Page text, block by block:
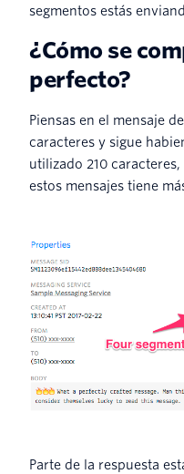
segmentos estás
¿Cómo se
perfecto?
Piensas en el mensaje
caracteres y sigue
utilizado 210
estos mensajes tiene
Parte de la respuesta